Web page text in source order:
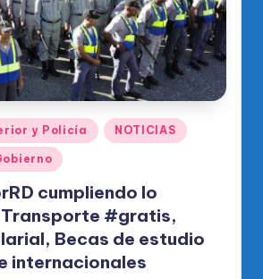
y Policía NOTICIAS
cumpliendo lo
#gratis,
Becas de estudio
internacionales